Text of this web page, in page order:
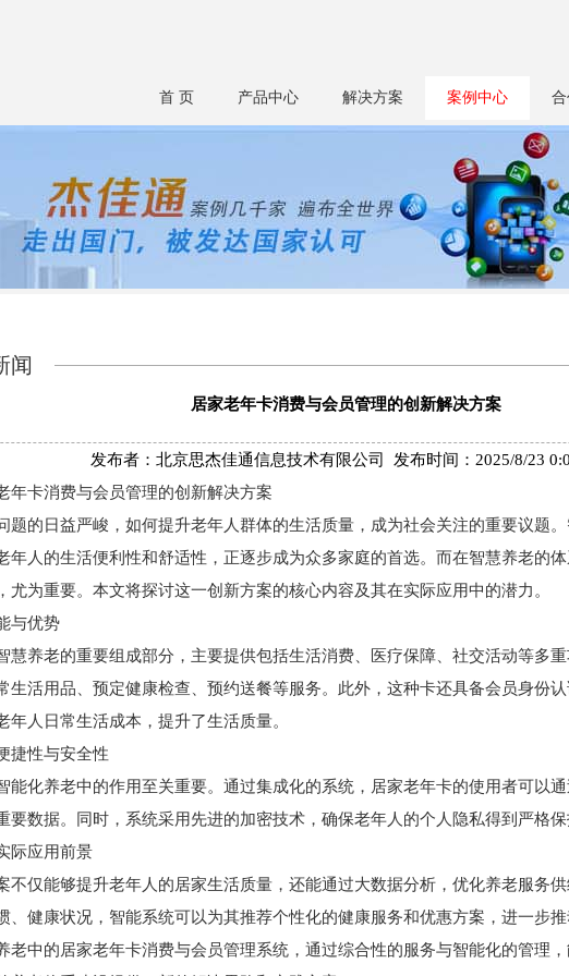
首 页 产品中心 解决方案 案例中心
闻
居家老年卡消费与会员管理的创新解决方案
发布者：北京思杰佳通信息技术有限公司 发布时间：2025/8/23
年卡消费与会员管理的创新解决方案
题的日益严峻，如何提升老年人群体的生活质量，成为社会关注的重要议题
年人的生活便利性和舒适性，正逐步成为众多家庭的首选。而在智慧养老的
尤为重要。本文将探讨这一创新方案的核心内容及其在实际应用中的潜力。
与优势
慧养老的重要组成部分，主要提供包括生活消费、医疗保障、社交活动等多
生活用品、预定健康检查、预约送餐等服务。此外，这种卡还具备会员身份
年人日常生活成本，提升了生活质量。
捷性与安全性
能化养老中的作用至关重要。通过集成化的系统，居家老年卡的使用者可以
要数据。同时，系统采用先进的加密技术，确保老年人的个人隐私得到严格保
际应用前景
不仅能够提升老年人的居家生活质量，还能通过大数据分析，优化养老服务
、健康状况，智能系统可以为其推荐个性化的健康服务和优惠方案，进一步推
老中的居家老年卡消费与会员管理系统，通过综合性的服务与智能化的管理